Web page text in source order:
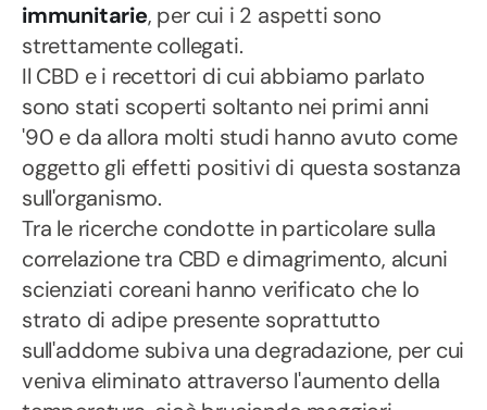
immunitarie, per cui i 2 aspetti sono
strettamente collegati.
Il CBD e i recettori di cui abbiamo parlato
sono stati scoperti soltanto nei primi anni
'90 e da allora molti studi hanno avuto come
oggetto gli effetti positivi di questa sostanza
sull'organismo.
Tra le ricerche condotte in particolare sulla
correlazione tra CBD e dimagrimento, alcuni
scienziati coreani hanno verificato che lo
strato di adipe presente soprattutto
sull'addome subiva una degradazione, per cui
veniva eliminato attraverso l'aumento della